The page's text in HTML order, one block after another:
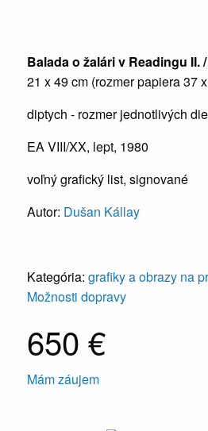
Balada o žalári v Readingu II.
21 x 49 cm (rozmer papiera 37
diptych - rozmer jednotlivých
EA VIII/XX, lept, 1980
voľný grafický list, signované
Autor: Dušan Kállay
Kategória: grafiky a obrazy na
Možnosti dopravy
650 €
Mám záujem